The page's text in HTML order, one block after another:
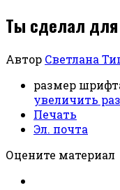
Ты сделал для
Автор Светлана
размер
увеличить
Печать
Эл. почта
Оцените материал